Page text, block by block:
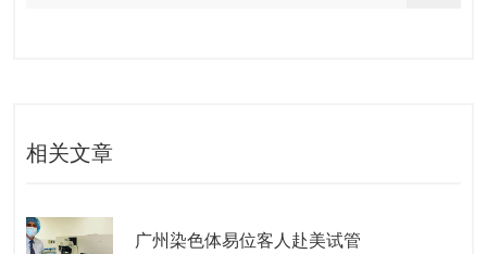
相关文章
广州染色体易位客人赴美试管